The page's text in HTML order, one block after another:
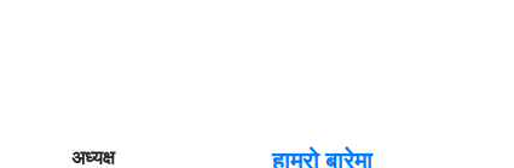
अध्यक्ष हाम्रो बारेमा